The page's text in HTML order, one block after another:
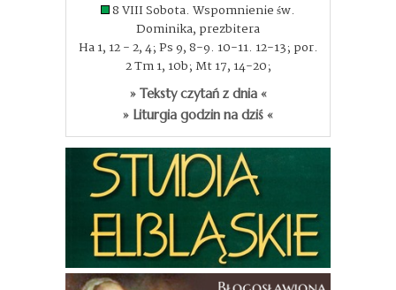
8 VIII Sobota. Wspomnienie św.
Dominika, prezbitera
Ha 1, 12 - 2, 4; Ps 9, 8-9. 10-11. 12-13; por.
2 Tm 1, 10b; Mt 17, 14-20;
» Teksty czytań z dnia «
» Liturgia godzin na dziś «